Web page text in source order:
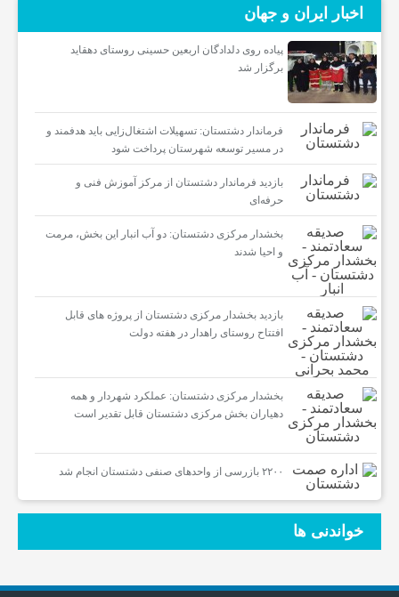
اخبار ایران و جهان
پیاده روی دلدادگان اربعین حسینی روستای دهقاید
برگزار شد
فرماندار دشتستان: تسهیلات اشتغال‌زایی باید هدفمند و
در مسیر توسعه شهرستان پرداخت شود
بازدید فرماندار دشتستان از مرکز آموزش فنی و
حرفه‌ای
بخشدار مرکزی دشتستان: دو آب انبار این بخش، مرمت
و احیا شدند
بازدید بخشدار مرکزی دشتستان از پروژه های قابل
افتتاح روستای راهدار در هفته دولت
بخشدار مرکزی دشتستان: عملکرد شهردار و همه
دهیاران بخش مرکزی دشتستان قابل تقدیر است
۲۲۰۰ بازرسی از واحدهای صنفی دشتستان انجام شد
خواندنی ها